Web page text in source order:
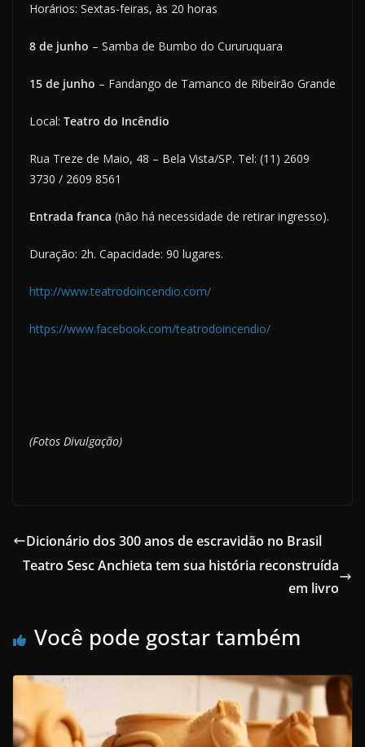
Horários: Sextas-feiras, às 20 horas
8 de junho – Samba de Bumbo do Cururuquara
15 de junho – Fandango de Tamanco de Ribeirão Grande
Local: Teatro do Incêndio
Rua Treze de Maio, 48 – Bela Vista/SP. Tel: (11) 2609
3730 / 2609 8561
Entrada franca (não há necessidade de retirar ingresso).
Duração: 2h. Capacidade: 90 lugares.
http://www.teatrodoincendio.com/
https://www.facebook.com/teatrodoincendio/
(Fotos Divulgação)
Dicionário dos 300 anos de escravidão no Brasil
Teatro Sesc Anchieta tem sua história reconstruída
em livro
Você pode gostar também